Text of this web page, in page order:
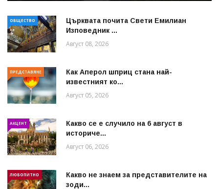
ОБЩЕСТВО
Църквата почита Свeти Емилиан
Изповедник ...
Август 08, 2026
ПРЕДСТАВЯНЕ
Как Аперол шприц стана най-
известният ко...
Август 05, 2026
АКЦЕНТ
Какво се е случило на 6 август в
историче...
Август 06, 2026
ЛЮБОПИТНО
Какво не знаем за представителите на
зоди...